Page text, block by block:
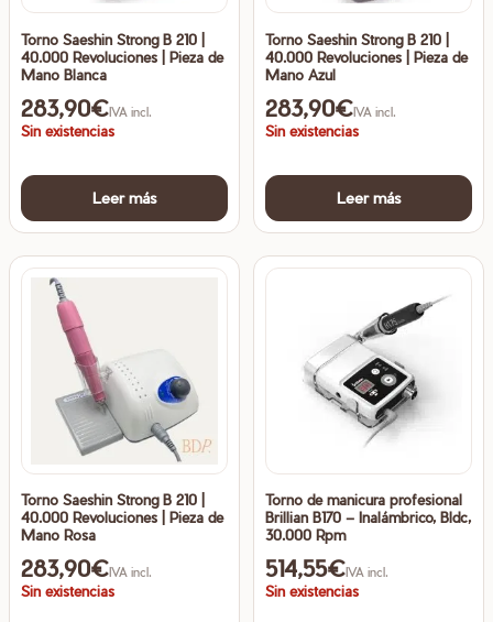
Torno Saeshin Strong B 210 |
40.000 Revoluciones | Pieza de
Mano Blanca
283,90€IVA incl.
Sin existencias
Leer más
Torno Saeshin Strong B 210 |
40.000 Revoluciones | Pieza de
Mano Azul
283,90€IVA incl.
Sin existencias
Leer más
Torno Saeshin Strong B 210 |
40.000 Revoluciones | Pieza de
Mano Rosa
283,90€IVA incl.
Sin existencias
Torno de manicura profesional
Brillian B170 – Inalámbrico, Bldc,
30.000 Rpm
514,55€IVA incl.
Sin existencias